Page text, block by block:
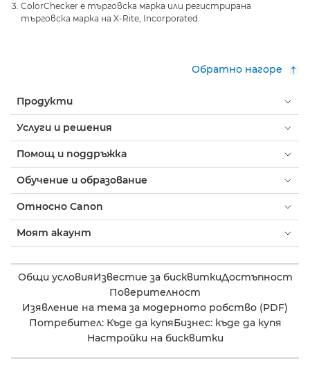
ColorChecker е търговска марка или регистрирана
търговска марка на X-Rite, Incorporated.
Обратно нагоре
Продукти
Услуги и решения
Помощ и поддръжка
Обучение и образование
Относно Canon
Моят акаунт
Общи условияИзвестие за бисквиткиДостъпност
Поверителност
Изявление на тема за модерното робство (PDF)
Потребител: Къде да купяБизнес: къде да купя
Настройки на бисквитки